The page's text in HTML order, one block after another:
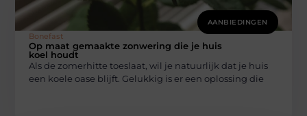
AANBIEDINGEN
Bonefast
Op maat gemaakte zonwering die je huis
koel houdt
Als de zomerhitte toeslaat, wil je natuurlijk dat je huis
een koele oase blijft. Gelukkig is er een oplossing die